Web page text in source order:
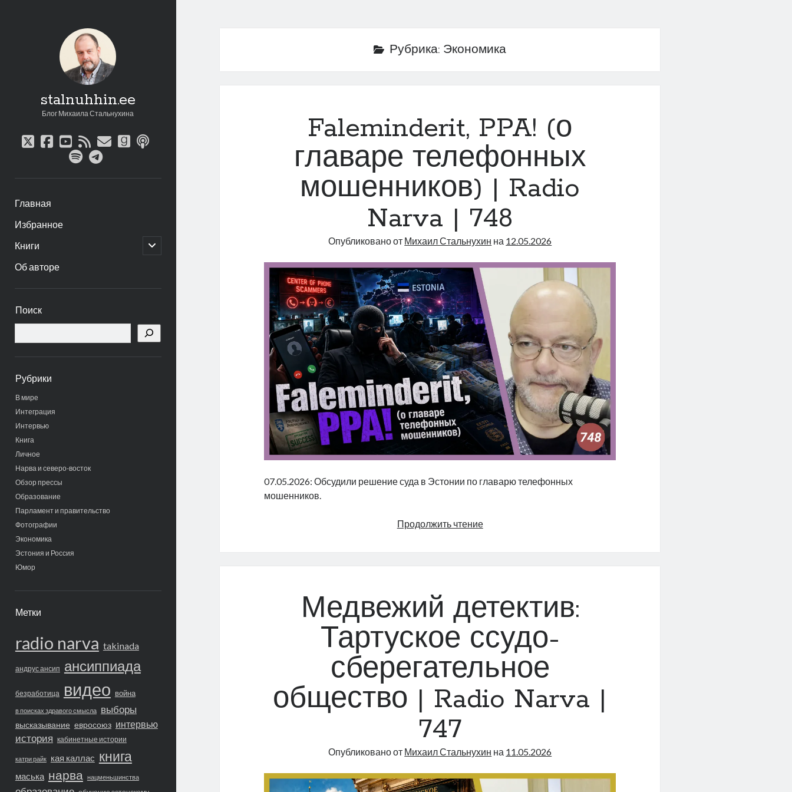
stalnuhhin.ee
Блог Михаила Стальнухина
twitter
facebook
youtube
rssemailgoodreads
podcast
spotifytelegram
Главная
Избранное
Книги
открыть
дочернее
Об авторе
панель
Поиск
Рубрики
В мире
Интеграция
Интервью
Книга
Личное
Нарва и северо-восток
Обзор прессы
Образование
Парламент и правительство
Фотографии
Экономика
Эстония и Россия
Юмор
Метки
radio narva takinada
андрус ансип ансиппиада
безработица видео война
в поисках здравого смысла выборы
высказывание евросоюз интервью
история кабинетные истории
катри райк кая каллас книга
маська нарва нацменьшинства
Рубрика: Экономика
Faleminderit, PPA! (о
главаре телефонных
мошенников) | Radio
Narva | 748
Опубликовано от Михаил Стальнухин на 12.05.2026
07.05.2026: Обсудили решение суда в Эстонии по главарю телефонных
мошенников.
Продолжить чтениеFaleminderit,
|
Narva
|
748
Медвежий детектив:
Тартуское ссудо-
сберегательное
общество | Radio Narva |
747
Опубликовано от Михаил Стальнухин на 11.05.2026